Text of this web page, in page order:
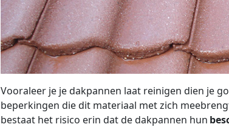
Vooraleer je je dakpannen laat reinigen dien je
beperkingen die dit materiaal met zich
bestaat het risico erin dat de dakpannen hun